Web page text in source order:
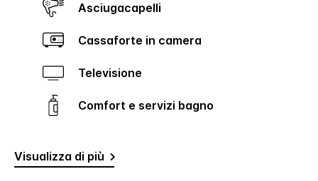
Asciugacapelli
Cassaforte in camera
Televisione
Comfort e servizi bagno
Visualizza di più